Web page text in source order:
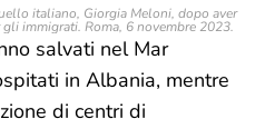
italiano, Giorgia Meloni, dopo aver
immigrati. Roma, 6 novembre 2023.
salvati nel Mar
in Albania, mentre
di centri di